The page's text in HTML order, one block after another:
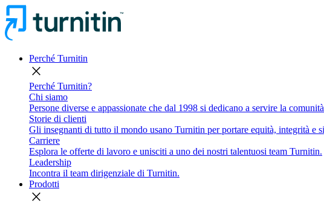
Perché Turnitin
close
Perché Turnitin?
Chi siamo
Persone diverse e appassionate che dal 1998 si dedicano a servire la
Storie di clienti
Gli insegnanti di tutto il mondo usano Turnitin per portare equità, integrità e
Carriere
Esplora le offerte di lavoro e unisciti a uno dei nostri talentuosi team Turnitin.
Leadership
Incontra il team dirigenziale di Turnitin.
Prodotti
close